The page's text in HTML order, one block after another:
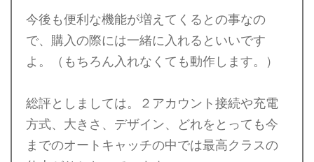
今後も便利な機能が増えてくるとの事なの
で、購入の際には一緒に入れるといいです
よ。（もちろん入れなくても動作します。）
総評としましては。２アカウント接続や充電
方式、大きさ、デザイン、どれをとっても今
までのオートキャッチの中では最高クラスの